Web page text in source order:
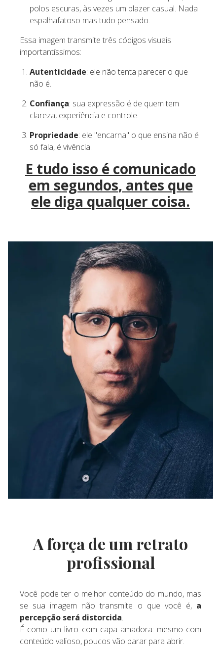
polos escuras, às vezes um blazer casual. Nada
espalhafatoso mas tudo pensado.
Essa imagem transmite três códigos visuais
importantíssimos:
Autenticidade: ele não tenta parecer o que
não é.
Confiança: sua expressão é de quem tem
clareza, experiência e controle.
Propriedade: ele "encarna" o que ensina não é
só fala, é vivência.
E tudo isso é comunicado
em segundos, antes que
ele diga qualquer coisa.
A força de um retrato
profissional
Você pode ter o melhor conteúdo do mundo, mas
se sua imagem não transmite o que você é, a
percepção será distorcida.
É como um livro com capa amadora: mesmo com
conteúdo valioso, poucos vão parar para abrir.